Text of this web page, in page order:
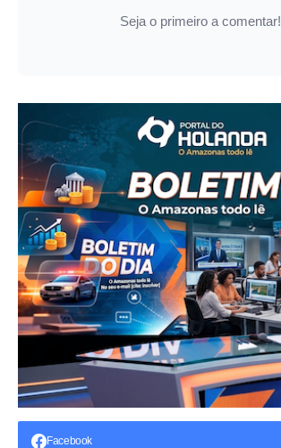
Seja o primeiro a comentar!
Facebook